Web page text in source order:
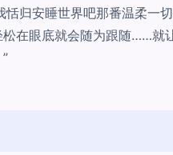
归安睡世界吧那番温柔一
在眼底就会随为跟随……就